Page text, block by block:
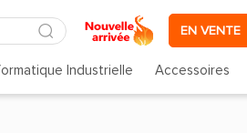
EN VENTE
Industrielle Accessoires